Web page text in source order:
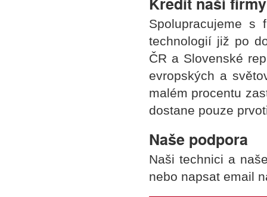
Spolupracujeme s
technologií již po
ČR a Slovenské
evropských a
malém procentu
dostane pouze
Naše podpora
Naši technici a
nebo napsat email